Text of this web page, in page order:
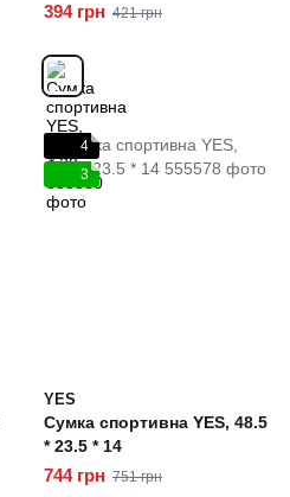
394 грн 421 грн
4
3
YES
Сумка спортивна YES, 48.5
* 23.5 * 14
744 грн 751 грн